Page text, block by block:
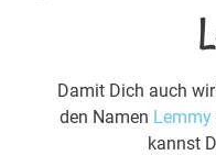
Damit Dich auch
den Namen Lemmy
kannst